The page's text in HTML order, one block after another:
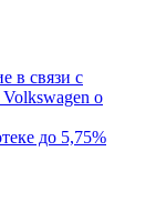
в связи с
о
до 5,75%